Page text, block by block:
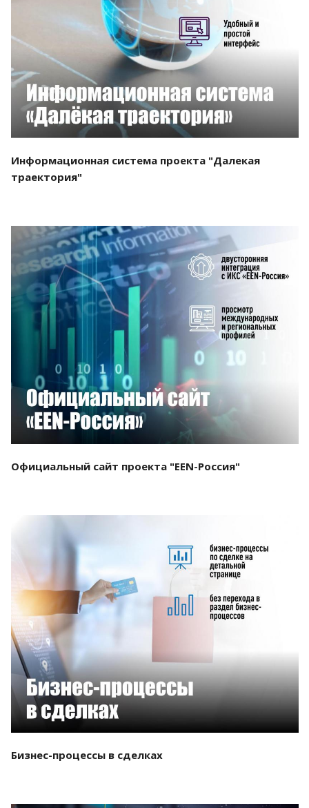
Смотреть проект
Информационная система проекта "Далекая
траектория"
Смотреть проект
Официальный сайт проекта "EEN-Россия"
Бизнес-процессы в сделках